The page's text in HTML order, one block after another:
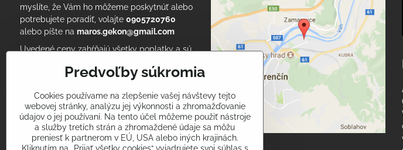
myslíte, že Vám ho môžeme poskytnúť alebo
potrebujete poradiť, volajte 0905720760
alebo píšte na maros.gekon@gmail.com
Uvedené ceny zahŕňajú všetky poplatky a sú
nakupujúci musí održať daňový doklad pri
Vyskúšať môžete aj naše zdravotnícke
oblečeniena www.ltex.sk
RSS blog I am Gekon
Predvoľby súkromia
Cookies používame na zlepšenie vašej návštevy tejto
webovej stránky, analýzu jej výkonnosti a zhromažďovanie
údajov o jej používaní. Na tento účel môžeme použiť nástroje
a služby tretích strán a zhromaždené údaje sa môžu
preniesť k partnerom v EÚ, USA alebo iných krajinách.